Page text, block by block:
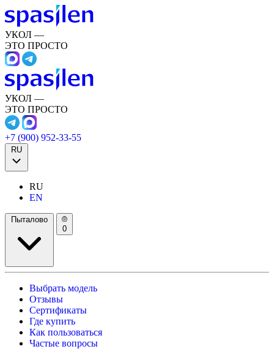
УКОЛ —
ЭТО ПРОСТО
УКОЛ —
ЭТО ПРОСТО
+7 (900) 952-33-55
RU
RU
EN
Пыталово
0
Выбрать модель
Отзывы
Сертификаты
Где купить
Как пользоваться
Частые вопросы